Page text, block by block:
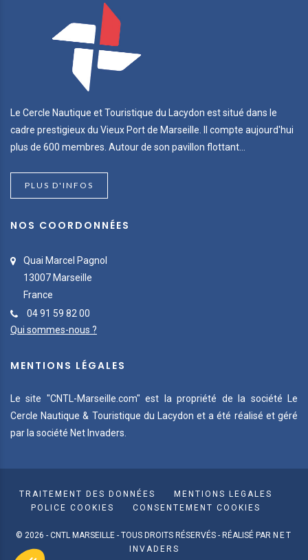
Le Cercle Nautique et Touristique du Lacydon est situé dans le
cadre prestigieux du Vieux Port de Marseille. Il compte aujourd'hui
plus de 600 membres. Autour de son pavillon flottant...
PLUS D'INFOS
NOS COORDONNÉES
Quai Marcel Pagnol
13007 Marseille
France
04 91 59 82 00
Qui sommes-nous ?
MENTIONS LÉGALES
Le site "CNTL-Marseille.com" est la propriété de la société Le
Cercle Nautique & Touristique du Lacydon et a été réalisé et géré
par la société Net Invaders.
TRAITEMENT DES DONNÉES
MENTIONS LEGALES
POLICE COOKIES
CONSENTEMENT COOKIES
© 2026 - CNTL MARSEILLE - TOUS DROITS RÉSERVÉS - RÉALISÉ PAR NET
INVADERS